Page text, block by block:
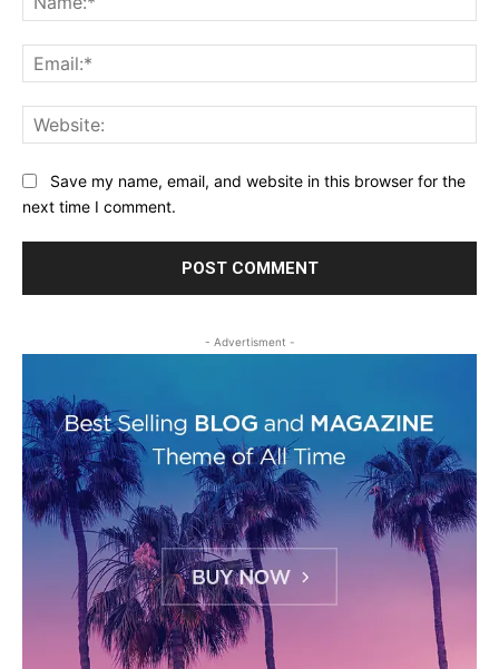
Save my name, email, and website in this browser for the
next time I comment.
- Advertisment -